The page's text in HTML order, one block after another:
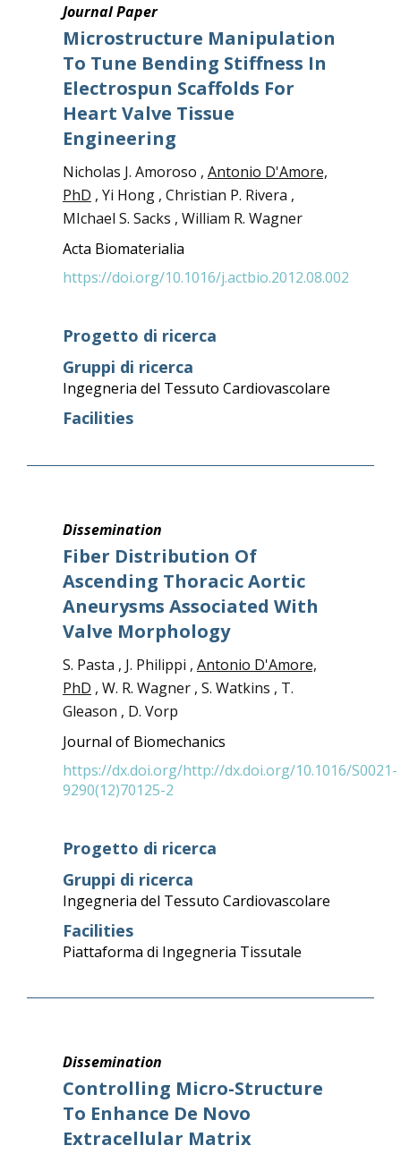
Journal Paper
Microstructure Manipulation
To Tune Bending Stiffness In
Electrospun Scaffolds For
Heart Valve Tissue
Engineering
Nicholas J. Amoroso , Antonio D'Amore,
PhD , Yi Hong , Christian P. Rivera ,
MIchael S. Sacks , William R. Wagner
Acta Biomaterialia
https://doi.org/10.1016/j.actbio.2012.08.002
Progetto di ricerca
Gruppi di ricerca
Ingegneria del Tessuto Cardiovascolare
Facilities
Dissemination
Fiber Distribution Of
Ascending Thoracic Aortic
Aneurysms Associated With
Valve Morphology
S. Pasta , J. Philippi , Antonio D'Amore,
PhD , W. R. Wagner , S. Watkins , T.
Gleason , D. Vorp
Journal of Biomechanics
https://dx.doi.org/http://dx.doi.org/10.1016/S0021-
9290(12)70125-2
Progetto di ricerca
Gruppi di ricerca
Ingegneria del Tessuto Cardiovascolare
Facilities
Piattaforma di Ingegneria Tissutale
Dissemination
Controlling Micro-Structure
To Enhance De Novo
Extracellular Matrix